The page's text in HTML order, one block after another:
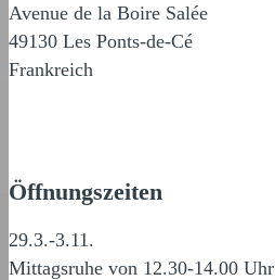
Avenue de la Boire Salée
49130 Les Ponts-de-Cé
Frankreich
Öffnungszeiten
29.3.-3.11.
Mittagsruhe von 12.30-14.00 Uhr